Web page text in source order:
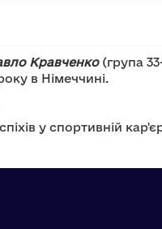
Кравченко(група
в Німеччині.
у спортивній